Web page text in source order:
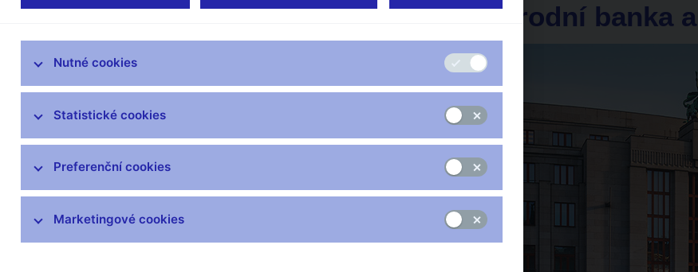
Česká národní banka
Úloha měnové politiky
Rozhodnutí bankovní rady
Zprávy o vývoji platební bilance
Šetření úvěrových podmínek bank
Přijetí eura
Nutné cookies
Statistické cookies
Preferenční cookies
Marketingové cookies